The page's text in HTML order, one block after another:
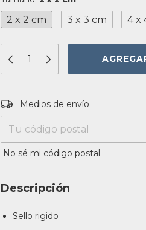
2 x 2 cm 3 x 3 cm 4 x
Entregas para el CP:
Medios de envío
No sé mi código postal
Descripción
Sello rigido